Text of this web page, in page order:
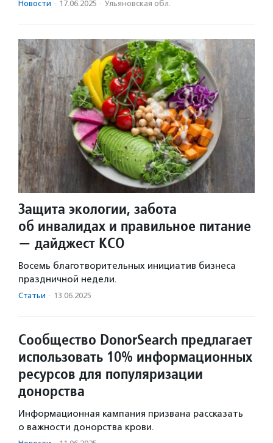
Новости · 17.06.2025 · Ульяновская обл.
Защита экологии, забота
об инвалидах и правильное питание
— дайджест КСО
Восемь благотворительных инициатив бизнеса
праздничной недели.
Статьи · 13.06.2025
Сообщество DonorSearch предлагает
использовать 10% информационных
ресурсов для популяризации
донорства
Информационная кампания призвана рассказать
о важности донорства крови.